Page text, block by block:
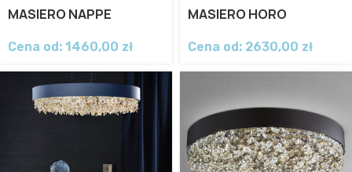
MASIERO NAPPE
Cena od: 1460,00 zł
MASIERO HORO
Cena od: 2630,00 zł